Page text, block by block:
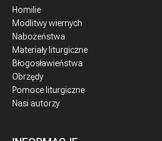
Homilie
Modlitwy wiernych
Nabożeństwa
Materiały liturgiczne
Błogosławieństwa
Obrzędy
Pomoce liturgiczne
Nasi autorzy